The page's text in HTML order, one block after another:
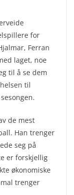
for
Ferran
laget, noe
til å se dem
til
de mest
Han trenger
seg på
er forskjellig
økonomiske
trenger